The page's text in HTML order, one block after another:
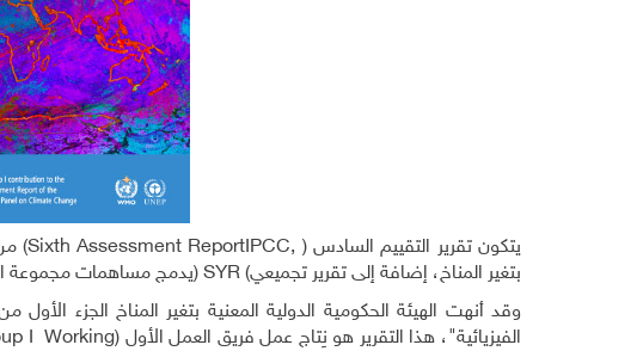
يتكون تقرير التقييم السادس ( IPCC,
Sixth Assessment Report
)
بتغير المناخ، إضافة إلى تقرير تجميعي(
SYR
)يدمج مساهمات مجموعة
وقد أنهت الهيئة الحكومية الدولية المعنية بتغير المناخ الجزء الأول
الفيزيائية"، هذا التقرير هو نِتاج عمل فريق العمل الأول (Working
I